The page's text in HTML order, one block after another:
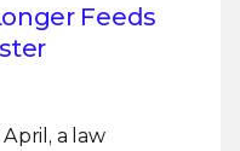
Feeds
a law